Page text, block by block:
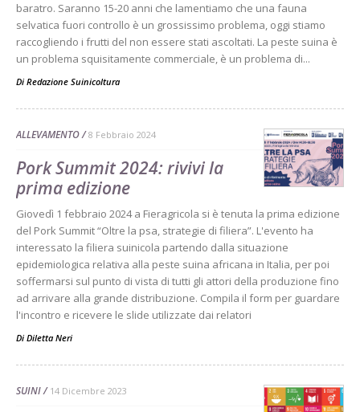
baratro. Saranno 15-20 anni che lamentiamo che una fauna
selvatica fuori controllo è un grossissimo problema, oggi stiamo
raccogliendo i frutti del non essere stati ascoltati. La peste suina è
un problema squisitamente commerciale, è un problema di...
Di Redazione Suinicoltura
ALLEVAMENTO 8 Febbraio 2024
Pork Summit 2024: rivivi la
prima edizione
Giovedì 1 febbraio 2024 a Fieragricola si è tenuta la prima edizione
del Pork Summit “Oltre la psa, strategie di filiera”. L'evento ha
interessato la filiera suinicola partendo dalla situazione
epidemiologica relativa alla peste suina africana in Italia, per poi
soffermarsi sul punto di vista di tutti gli attori della produzione fino
ad arrivare alla grande distribuzione. Compila il form per guardare
l'incontro e ricevere le slide utilizzate dai relatori
Di Diletta Neri
SUINI 14 Dicembre 2023